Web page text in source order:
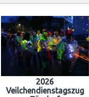
2026
Veilchendienstagszug